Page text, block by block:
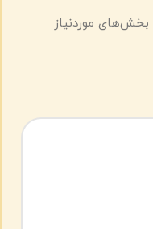
بخش‌های موردنیاز